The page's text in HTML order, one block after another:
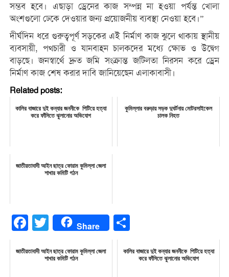
সম্ভব হবে। এছাড়া ড্রেনের কাজ সম্পন্ন না হওয়া পর্যন্ত খোলা
অংশগুলো ঢেকে দেওয়ার জন্য প্রয়োজনীয় ব্যবস্থা নেওয়া হবে।”
দীর্ঘদিন ধরে গুরুত্বপূর্ণ সড়কের এই নির্মাণ কাজ ঝুলে থাকায় স্থানীয়
ব্যবসায়ী, পথচারী ও যানবাহন চালকদের মধ্যে ক্ষোভ ও উদ্বেগ
বাড়ছে। জনস্বার্থে দ্রুত জমি সংক্রান্ত জটিলতা নিরসন করে ড্রেন
নির্মাণ কাজ শেষ করার দাবি জানিয়েছেন এলাকাবাসী।
Related posts:
কালির বাজারে দুই কন্যার জননীকে পিটিয়ে হত্যা
করে ফাঁসিতে ঝুলানোর অভিযোগ
কুমিল্লার বরুড়ায় সড়ক দুঘর্টনায় মোটরসাইকেল
চালক নিহত
জাতীয়তাবাদী আইন ছাত্র ফোরাম কুমিল্লা জেলা
শাখার কমিটি গঠন
Facebook
Twitter Share
জাতীয়তাবাদী আইন ছাত্র ফোরাম কুমিল্লা জেলা
শাখার কমিটি গঠন
কালির বাজারে দুই কন্যার জননীকে পিটিয়ে হত্যা
করে ফাঁসিতে ঝুলানোর অভিযোগ